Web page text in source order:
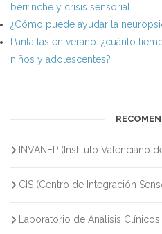
berrinche y crisis sensorial
¿Cómo puede ayudar la
Pantallas en verano: ¿cuánto
niños y adolescentes?
INVANEP (Instituto Valenciano
CIS (Centro de Integración
Laboratorio de Análisis